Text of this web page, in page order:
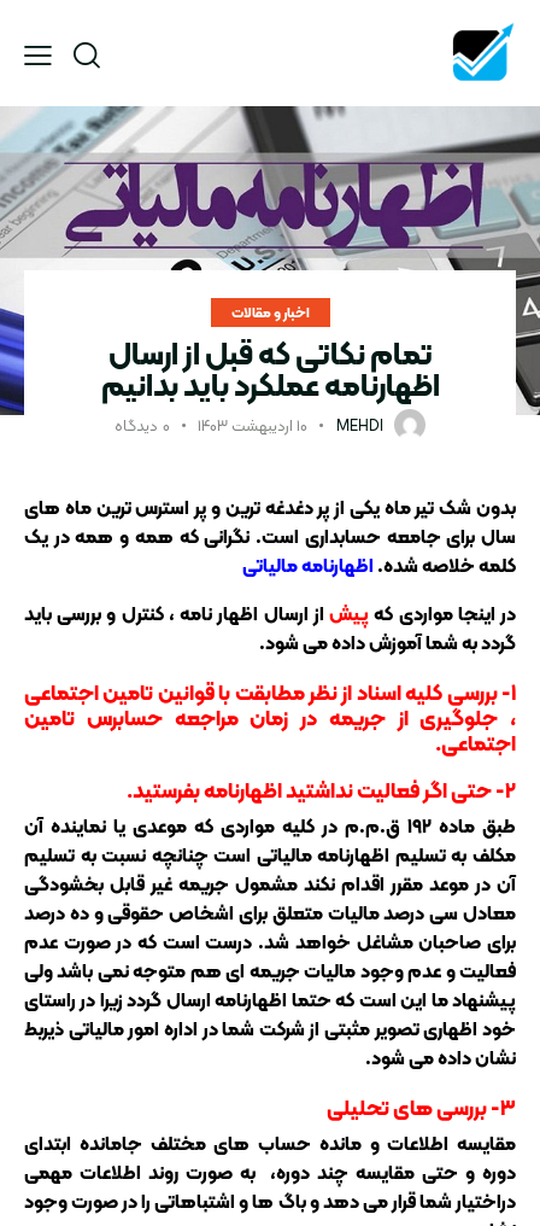
اخبار و مقالات
تمام نکاتی که قبل از ارسال
اظهارنامه عملکرد باید بدانیم
MEHDI ۱۰ اردیبهشت ۱۴۰۳ ۰ دیدگاه
بدون شک تیر ماه یکی از پر دغدغه ترین و پر استرس ترین ماه های
سال برای جامعه حسابداری است. نگرانی که همه و همه در یک
کلمه خلاصه شده.اظهارنامه مالیاتی
در اینجا مواردی کهپیشاز ارسال اظهار نامه ، کنترل و بررسی باید
گردد به شما آموزش داده می شود.
۱- بررسی کلیه اسناد از نظر مطابقت با قوانین تامین اجتماعی
، جلوگیری از جریمه در زمان مراجعه حسابرس تامین
اجتماعی.
۲- حتی اگر فعالیت نداشتید اظهارنامه بفرستید.
طبق ماده ۱۹۲ ق.م.م در کلیه مواردی که موعدی یا نماینده آن
مکلف به تسلیم اظهارنامه مالیاتی است چنانچه نسبت به تسلیم
آن در موعد مقرر اقدام نکند مشمول جریمه غیر قابل بخشودگی
معادل سی درصد مالیات متعلق برای اشخاص حقوقی و ده درصد
برای صاحبان مشاغل خواهد شد. درست است که در صورت عدم
فعالیت و عدم وجود مالیات جریمه ای هم متوجه نمی باشد ولی
پیشنهاد ما این است که حتما اظهارنامه ارسال گردد زیرا در راستای
خود اظهاری تصویر مثبتی از شرکت شما در اداره امور مالیاتی ذیربط
نشان داده می شود.
۳- بررسی های تحلیلی
مقایسه اطلاعات و مانده حساب های مختلف جامانده ابتدای
دوره و حتی مقایسه چند دوره، به صورت روند اطلاعات مهمی
دراختیار شما قرار می دهد و باگ ها و اشتباهاتی را در صورت وجود